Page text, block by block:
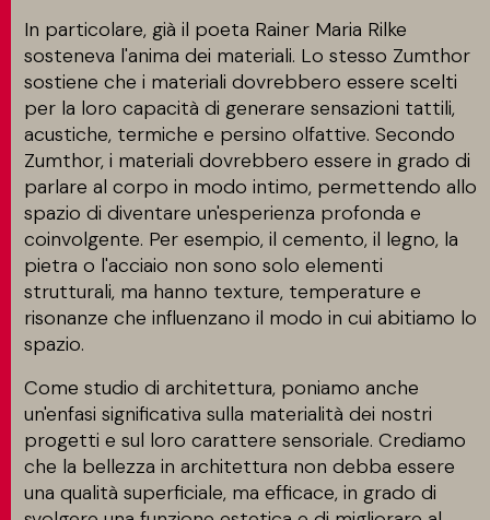
In particolare, già il poeta Rainer Maria Rilke
sosteneva l'anima dei materiali. Lo stesso Zumthor
sostiene che i materiali dovrebbero essere scelti
per la loro capacità di generare sensazioni tattili,
acustiche, termiche e persino olfattive. Secondo
Zumthor, i materiali dovrebbero essere in grado di
parlare al corpo in modo intimo, permettendo allo
spazio di diventare un'esperienza profonda e
coinvolgente. Per esempio, il cemento, il legno, la
pietra o l'acciaio non sono solo elementi
strutturali, ma hanno texture, temperature e
risonanze che influenzano il modo in cui abitiamo lo
spazio.
Come studio di architettura, poniamo anche
un'enfasi significativa sulla materialità dei nostri
progetti e sul loro carattere sensoriale. Crediamo
che la bellezza in architettura non debba essere
una qualità superficiale, ma efficace, in grado di